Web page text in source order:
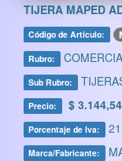
TIJERA MAPED
Código de Artículo:
Rubro:
Sub Rubro:
Precio: $ 3.144,54
Porcentaje de Iva:
Marca/Fabricante: